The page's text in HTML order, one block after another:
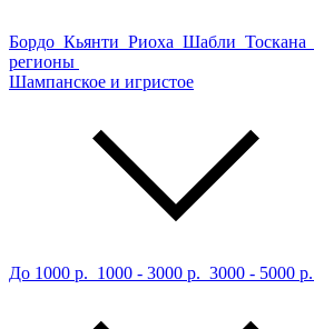
Бордо Кьянти Риоха Шабли Тоскана
регионы
Шампанское и игристое
До 1000 р. 1000 - 3000 р. 3000 - 5000 р.